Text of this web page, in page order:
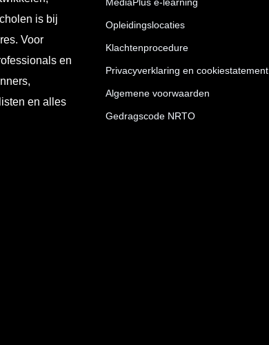
is bij
Voor
en
en alles
Opleidingslocaties
Klachtenprocedure
Privacyverklaring en cookiestatement
Algemene voorwaarden
Gedragscode NRTO